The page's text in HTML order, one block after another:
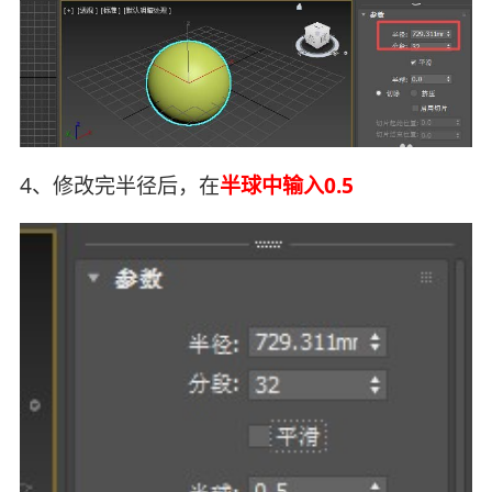
4、修改完半径后，在半球中输入0.5